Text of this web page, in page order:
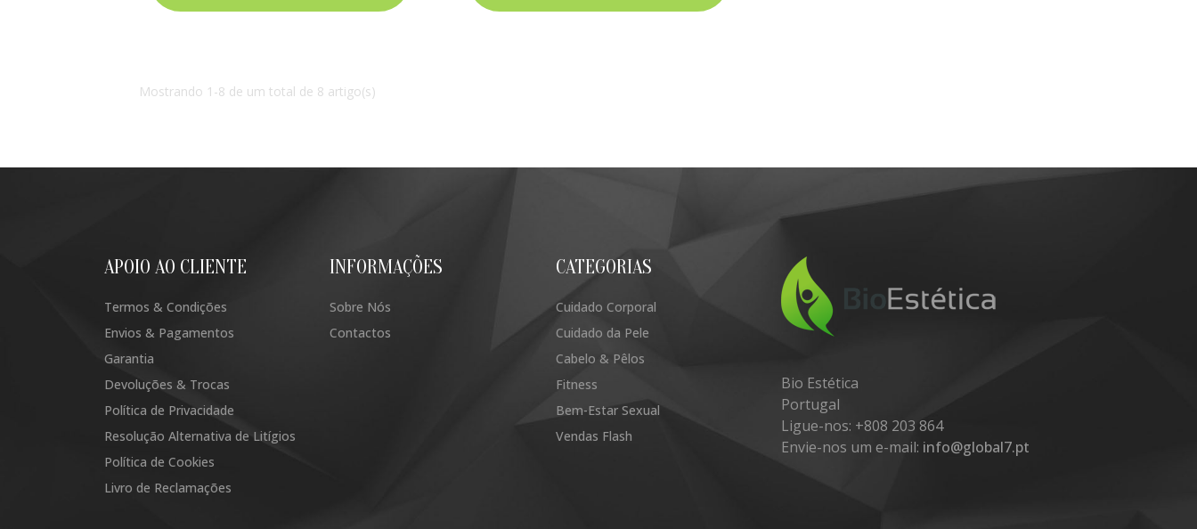
Mostrando 1-8 de um total de 8 artigo(s)
APOIO AO CLIENTE
Termos & Condições
Envios & Pagamentos
Garantia
Devoluções & Trocas
Política de Privacidade
Resolução Alternativa de Litígios
Política de Cookies
Livro de Reclamações
INFORMAÇÕES
Sobre Nós
Contactos
CATEGORIAS
Cuidado Corporal
Cuidado da Pele
Cabelo & Pêlos
Fitness
Bem-Estar Sexual
Vendas Flash
Bio Estética
Portugal
Ligue-nos: +808 203 864
Envie-nos um e-mail: info@global7.pt